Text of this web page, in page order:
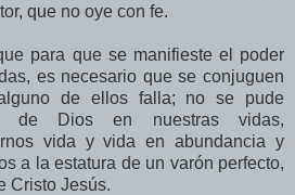
que no oye con fe.
para que se manifieste el poder
es necesario que se conjuguen
de ellos falla; no se pude
de Dios en nuestras vidas,
vida y vida en abundancia y
a la estatura de un varón perfecto,
Cristo Jesús.